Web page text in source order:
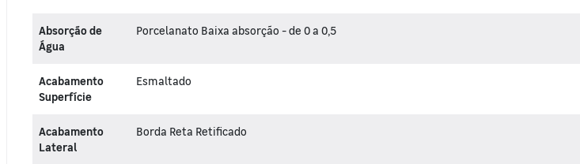
Absorção de
Água
Porcelanato Baixa absorção - de 0 a 0,5
Acabamento
Superfície
Esmaltado
Acabamento
Lateral
Borda Reta Retificado